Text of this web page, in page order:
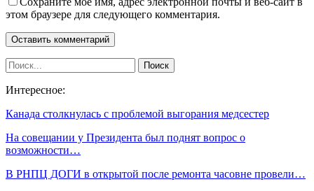
этом браузере для следующего комментария.
Интересное:
Канада столкнулась с проблемой выгорания медсестер
На совещании у Президента был поднят вопрос о
возможности…
В РНПЦ ДОГИ в открытой после ремонта часовне провели…